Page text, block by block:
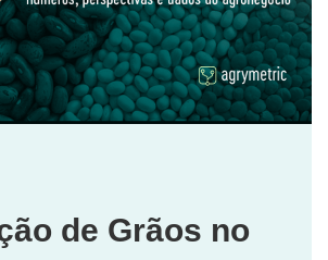
de Grãos no